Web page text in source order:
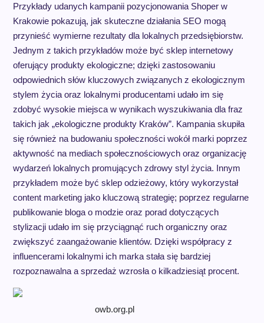
Przykłady udanych kampanii pozycjonowania Shoper w
Krakowie pokazują, jak skuteczne działania SEO mogą
przynieść wymierne rezultaty dla lokalnych przedsiębiorstw.
Jednym z takich przykładów może być sklep internetowy
oferujący produkty ekologiczne; dzięki zastosowaniu
odpowiednich słów kluczowych związanych z ekologicznym
stylem życia oraz lokalnymi producentami udało im się
zdobyć wysokie miejsca w wynikach wyszukiwania dla fraz
takich jak „ekologiczne produkty Kraków”. Kampania skupiła
się również na budowaniu społeczności wokół marki poprzez
aktywność na mediach społecznościowych oraz organizację
wydarzeń lokalnych promujących zdrowy styl życia. Innym
przykładem może być sklep odzieżowy, który wykorzystał
content marketing jako kluczową strategię; poprzez regularne
publikowanie bloga o modzie oraz porad dotyczących
stylizacji udało im się przyciągnąć ruch organiczny oraz
zwiększyć zaangażowanie klientów. Dzięki współpracy z
influencerami lokalnymi ich marka stała się bardziej
rozpoznawalna a sprzedaż wzrosła o kilkadziesiąt procent.
owb.org.pl